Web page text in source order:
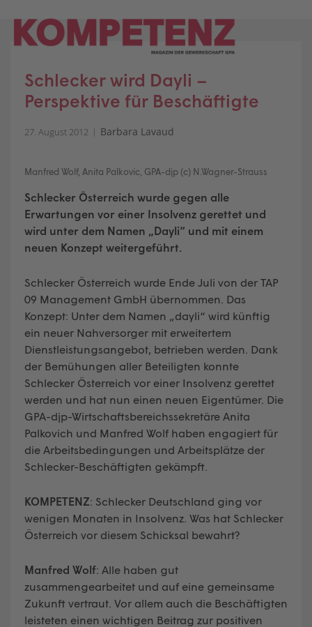
content
Schlecker wird Dayli –
Perspektive für Beschäftigte
27. August 2012 Barbara Lavaud
Manfred Wolf, Anita Palkovic, GPA-djp (c) N.Wagner-Strauss
Schlecker Österreich wurde gegen alle
Erwartungen vor einer Insolvenz gerettet und
wird unter dem Namen „Dayli“ und mit einem
neuen Konzept weitergeführt.
Schlecker Österreich wurde Ende Juli von der TAP
09 Management GmbH übernommen. Das
Konzept: Unter dem Namen „dayli“ wird künftig
ein neuer Nahversorger mit erweitertem
Dienstleistungsangebot, betrieben werden. Dank
der Bemühungen aller Beteiligten konnte
Schlecker Österreich vor einer Insolvenz gerettet
werden und hat nun einen neuen Eigentümer. Die
GPA-djp-Wirtschaftsbereichssekretäre Anita
Palkovich und Manfred Wolf haben engagiert für
die Arbeitsbedingungen und Arbeitsplätze der
Schlecker-Beschäftigten gekämpft.
KOMPETENZ: Schlecker Deutschland ging vor
wenigen Monaten in Insolvenz. Was hat Schlecker
Österreich vor diesem Schicksal bewahrt?
Manfred Wolf: Alle haben gut
zusammengearbeitet und auf eine gemeinsame
Zukunft vertraut. Vor allem auch die Beschäftigten
leisteten einen wichtigen Beitrag zur positiven